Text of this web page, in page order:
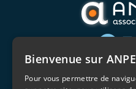
QUI SOMMES-NOUS ?
L'association
Bienvenue sur
Pour vous permettre de